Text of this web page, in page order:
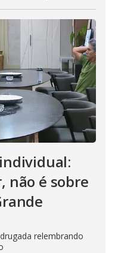
não é sobre
relembrando